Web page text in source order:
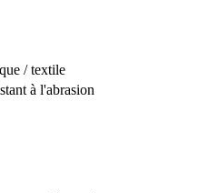
/ textile
à l'abrasion